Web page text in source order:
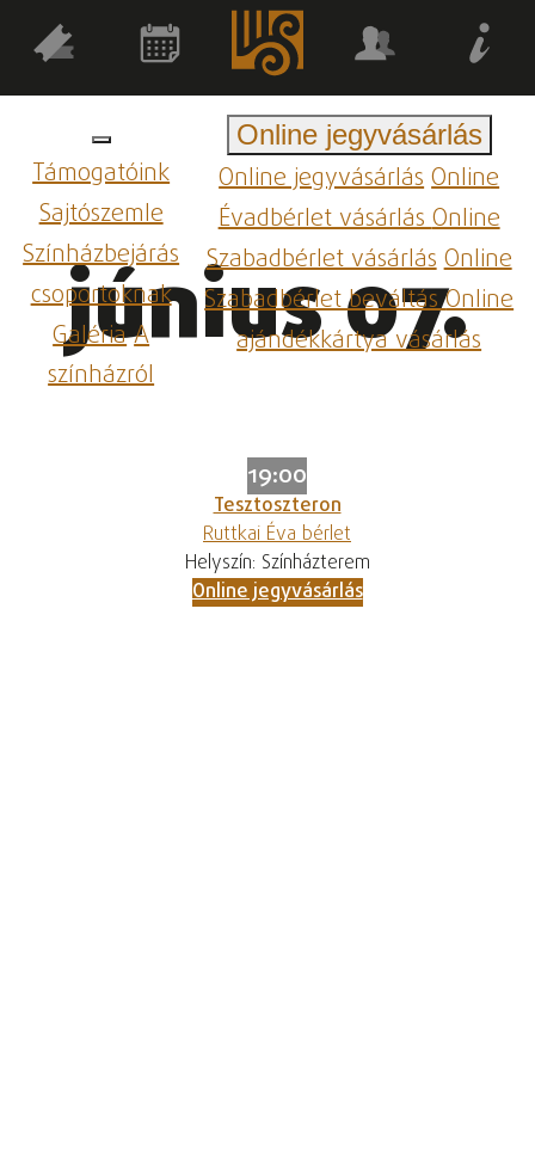
Támogatóink
Sajtószemle
Színházbejárás
csoportoknak
GalériaA
színházról
Online jegyvásárlás
Online jegyvásárlásOnline
Évadbérlet vásárlásOnline
Szabadbérlet vásárlásOnline
Szabadbérlet beváltásOnline
ajándékkártya vásárlás
június 07.
19:00
Tesztoszteron
Ruttkai Éva bérlet
Helyszín: Színházterem
Online jegyvásárlás